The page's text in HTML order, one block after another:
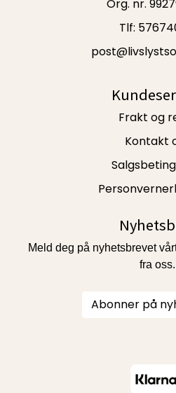
Org. nr.
Tlf:
Frakt og
Kontakt
Meld deg på nyhetsbrevet
fra oss.
Abonner på